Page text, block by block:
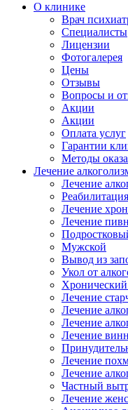
О клинике
Врач
Специалисты
Лицензии
Фотогалерея
Цены
Отзывы
Вопросы и
Акции
Акции
Оплата услуг
Гарантии
Методы
Лечение
Лечение
Лечение
Лечение
Мужской
Вывод из
Укол от
Хронический
Лечение
Лечение
Лечение
Лечение
Лечение
Лечение
Частный
Лечение